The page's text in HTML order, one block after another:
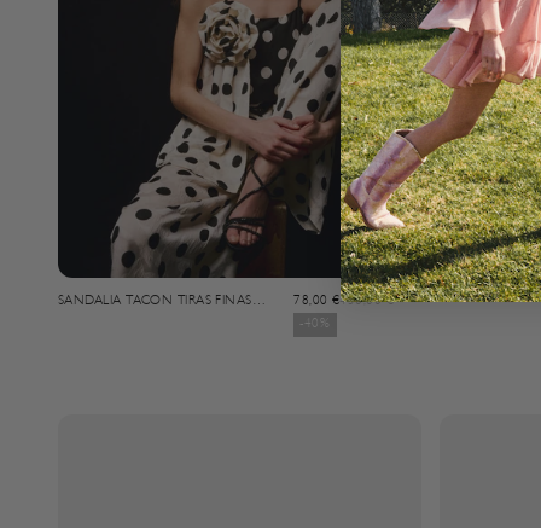
SANDALIA TACON TIRAS FINAS
Angebot
78,00 €Regulärer Preis
130,00 €
-40%
SANDALIA CON